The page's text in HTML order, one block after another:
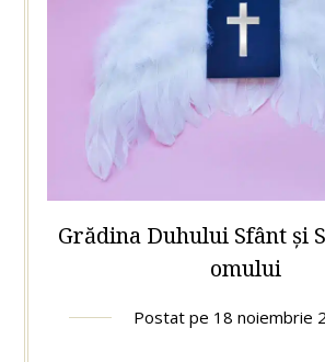
Grădina Duhului Sfânt și
omului
Postat pe 18 noiembrie